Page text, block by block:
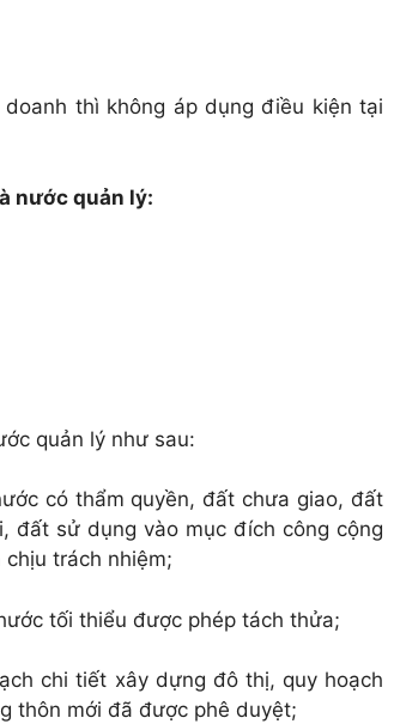
148/NĐ-CP:
thì không áp dụng điều kiện tại
nước quản lý:
quản lý như sau:
có thẩm quyền, đất chưa giao, đất
đất sử dụng vào mục đích công cộng
trách nhiệm;
tối thiểu được phép tách thửa;
chi tiết xây dựng đô thị, quy hoạch
thôn mới đã được phê duyệt;